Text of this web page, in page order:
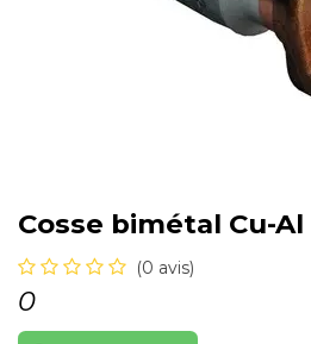
Cosse bimétal Cu-Al
(0 avis)
0